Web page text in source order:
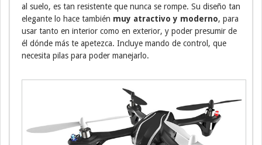
al suelo, es tan resistente que nunca se rompe. Su diseño tan
elegante lo hace también muy atractivo y moderno, para
usar tanto en interior como en exterior, y poder presumir de
él dónde más te apetezca. Incluye mando de control, que
necesita pilas para poder manejarlo.